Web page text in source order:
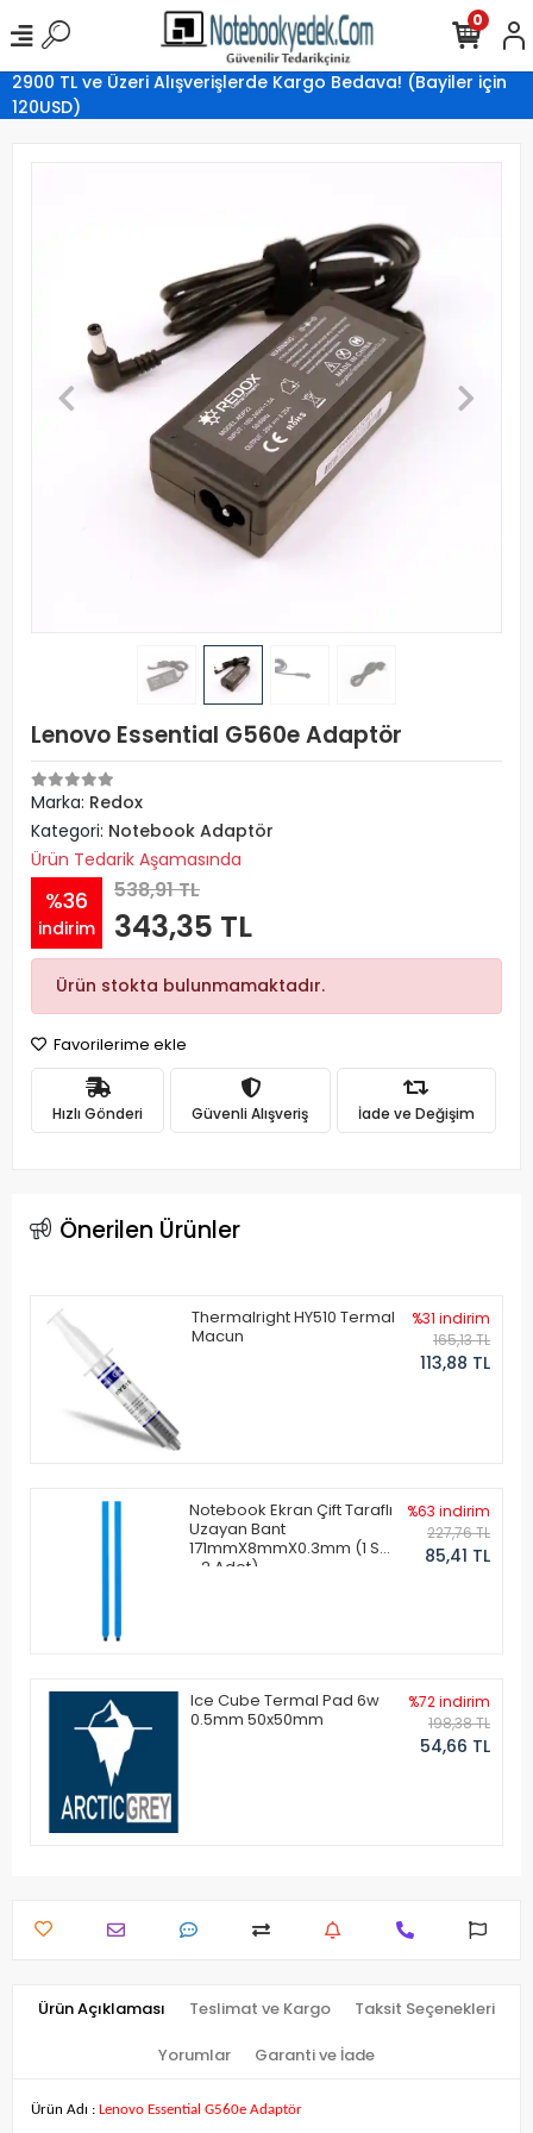
2900 TL ve Üzeri Alışverişlerde Kargo Bedava! (Bayiler için
120USD)
0
Lenovo Essential G560e Adaptör
Marka: Redox
Kategori: Notebook Adaptör
Ürün Tedarik Aşamasında
%36
indirim
538,91 TL
343,35 TL
Ürün stokta bulunmamaktadır.
Favorilerime ekle
Hızlı Gönderi Güvenli Alışveriş İade ve Değişim
Önerilen Ürünler
Thermalright HY510 Termal
Macun
%31 indirim
165,13 TL
113,88 TL
Notebook Ekran Çift Taraflı
Uzayan Bant
171mmX8mmX0.3mm (1 Set
- 2 Adet)
%63 indirim
227,76 TL
85,41 TL
Ice Cube Termal Pad 6w
0.5mm 50x50mm
%72 indirim
198,38 TL
54,66 TL
Ürün Açıklaması Teslimat ve Kargo Taksit Seçenekleri
Yorumlar Garanti ve İade
Ürün Adı : Lenovo Essential G560e Adaptör